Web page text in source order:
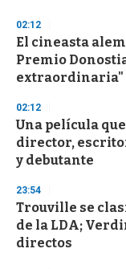
d
s
o
f
3
s
e
c
o
n
d
02:12
El cineasta
Premio
extraordinaria"
02:12
Una película
director,
y debutante
23:54
Trouville se
de la LDA;
directos